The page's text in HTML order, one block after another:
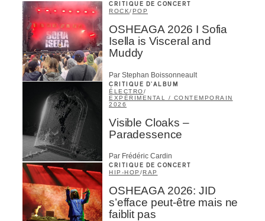
CRITIQUE DE CONCERT
ROCK/POP
OSHEAGA 2026 I Sofia
Isella is Visceral and
Muddy
Par Stephan Boissonneault
CRITIQUE D'ALBUM
ÉLECTRO/
EXPÉRIMENTAL / CONTEMPORAIN
2026
Visible Cloaks –
Paradessence
Par Frédéric Cardin
CRITIQUE DE CONCERT
HIP-HOP /RAP
OSHEAGA 2026: JID
s’efface peut-être mais ne
faiblit pas